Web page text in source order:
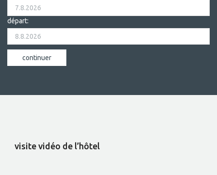
départ:
visite vidéo de l’hôtel